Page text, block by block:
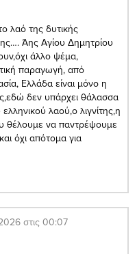
λαό της δυτικής
Άης Αγίου Δημητρίου
άλλο ψέμα,
παραγωγή, από
Ελλάδα είναι μόνο η
δεν υπάρχει θάλασσα
λαού,ο λιγνίτης,η
θέλουμε να παντρέψουμε
όχι απότομα για
στις 00:07